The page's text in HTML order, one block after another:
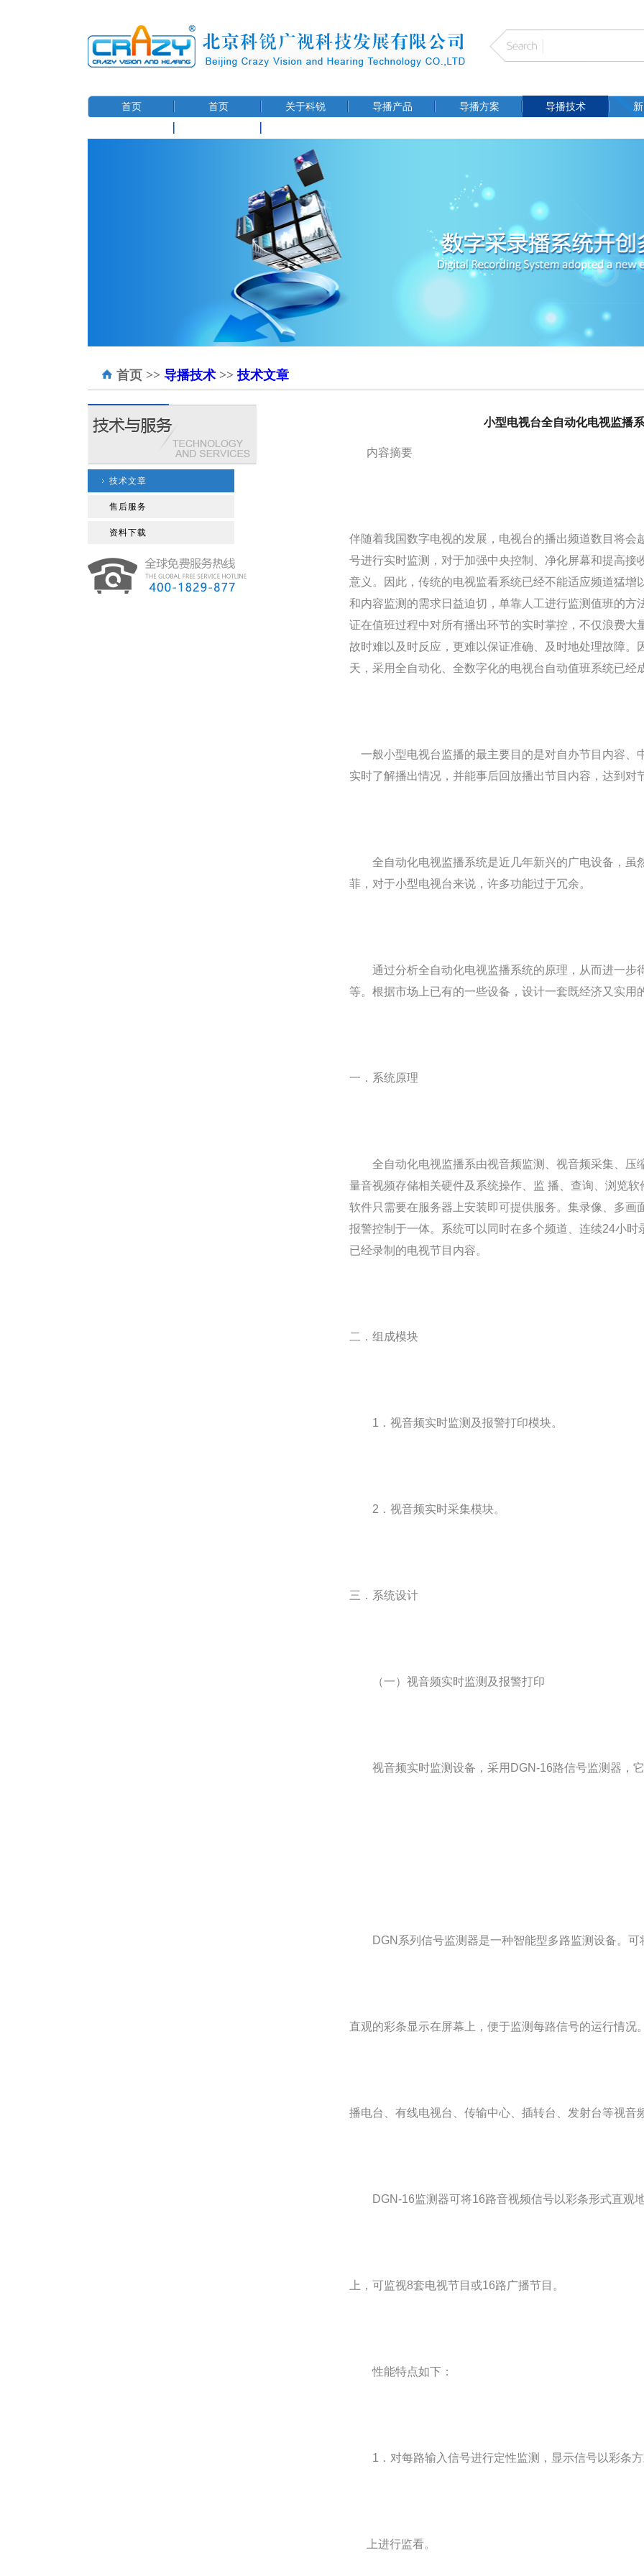
首页 首页 关于科锐 导播产品 导播方案 导播技术
首页 >> 导播技术 >>技术文章
技术文章
售后服务
资料下载
小型电视台全自动化电视监播
内容摘要
伴随着我国数字电视的发展，电视台的播出频道数目将会
号进行实时监测，对于加强中央控制、净化屏幕和提高接
意义。因此，传统的电视监看系统已经不能适应频道猛增
和内容监测的需求日益迫切，单靠人工进行监测值班的方
证在值班过程中对所有播出环节的实时掌控，不仅浪费大
故时难以及时反应，更难以保证准确、及时地处理故障。
天，采用全自动化、全数字化的电视台自动值班系统已经
一般小型电视台监播的最主要目的是对自办节目内容、
实时了解播出情况，并能事后回放播出节目内容，达到对
全自动化电视监播系统是近几年新兴的广电设备，虽
菲，对于小型电视台来说，许多功能过于冗余。
通过分析全自动化电视监播系统的原理，从而进一步
等。根据市场上已有的一些设备，设计一套既经济又实用
一．系统原理
全自动化电视监播系由视音频监测、视音频采集、压
量音视频存储相关硬件及系统操作、监 播、查询、浏览
软件只需要在服务器上安装即可提供服务。集录像、多画
报警控制于一体。系统可以同时在多个频道、连续24小
已经录制的电视节目内容。
二．组成模块
1．视音频实时监测及报警打印模块。
2．视音频实时采集模块。
三．系统设计
（一）视音频实时监测及报警打印
视音频实时监测设备，采用DGN-16路信号监测器，它
DGN系列信号监测器是一种智能型多路监测设备。可
直观的彩条显示在屏幕上，便于监测每路信号的运行情况
播电台、有线电视台、传输中心、插转台、发射台等视音
DGN-16监测器可将16路音视频信号以彩条形式直观
上，可监视8套电视节目或16路广播节目。
性能特点如下：
1．对每路输入信号进行定性监测，显示信号以彩条方
上进行监看。